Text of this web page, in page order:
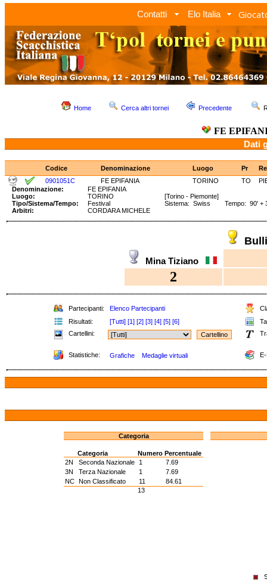
Contatti Elo Italia
Home Cerca altri tornei Precedente
FE
Dati
Codice Denominazione Luogo Pr
0901051C
FE EPIFANIA TORINO TO
Denominazione:
FE EPIFANIA
Luogo:
TORINO
[Torino - Piemonte]
Tipo/Sistema/Tempo:
Festival
Sistema: Swiss Tempo: 90' +
Arbitri:
CORDARA MICHELE
Mina Tiziano
2
Partecipanti: Elenco Partecipanti
Risultati:
[Tutti] [1] [2] [3] [4] [5] [6]
Cartellini:
Statistiche: Grafiche Medaglie virtuali
Categoria
Categoria Numero Percentuale
2N
Seconda Nazionale 1
7.69
3N
Terza Nazionale 1
7.69
NC Non Classificato 11
84.61
13